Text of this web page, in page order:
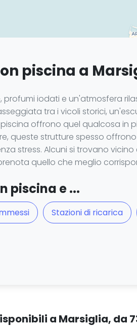
piscina a
profumi iodati e un'atmosfera
tra i vicoli storici,
offrono quel qualcosa in
queste strutture spesso
stress. Alcuni si trovano
quello che meglio
piscina e ...
Stazioni di ricarica
a Marsiglia, da